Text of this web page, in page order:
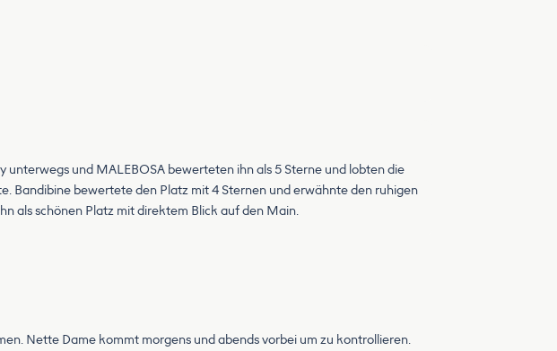
und MALEBOSA bewerteten ihn als 5 Sterne und lobten die
Bandibine bewertete den Platz mit 4 Sternen und erwähnte den ruhigen
als schönen Platz mit direktem Blick auf den Main.
Nette Dame kommt morgens und abends vorbei um zu kontrollieren.